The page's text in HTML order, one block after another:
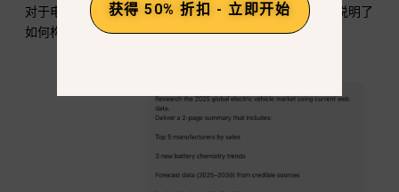
对于电子表格研究，该 ChatGPT Excel 数据分析工作流
说明了
如何构建工作簿，以便模型能够更可靠地对其进行解析。.
获得 50% 折扣 - 立即开始